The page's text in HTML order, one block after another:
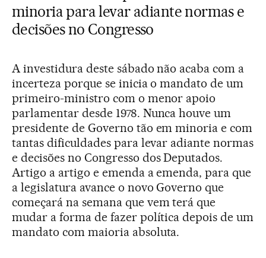
minoria para levar adiante normas e
decisões no Congresso
A investidura deste sábado não acaba com a
incerteza porque se inicia o mandato de um
primeiro-ministro com o menor apoio
parlamentar desde 1978. Nunca houve um
presidente de Governo tão em minoria e com
tantas dificuldades para levar adiante normas
e decisões no Congresso dos Deputados.
Artigo a artigo e emenda a emenda, para que
a legislatura avance o novo Governo que
começará na semana que vem terá que
mudar a forma de fazer política depois de um
mandato com maioria absoluta.